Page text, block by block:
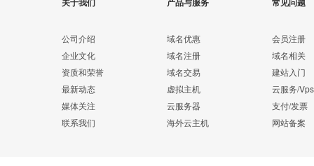
公司介绍
企业文化
资质和荣誉
最新动态
媒体关注
联系我们
域名优惠
域名注册
域名交易
虚拟主机
云服务器
海外云主机
会员注册
域名相关
建站入门
云服务/Vps
支付/发票
网站备案